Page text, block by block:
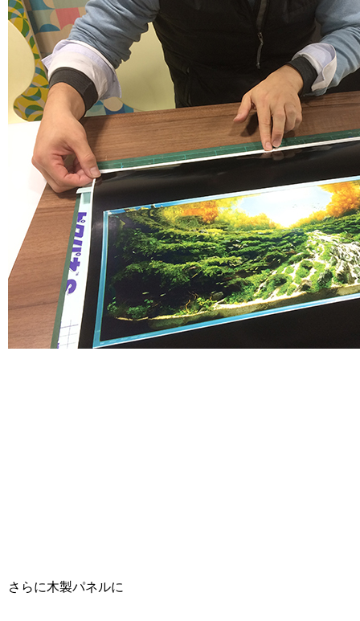
さらに木製パネルに